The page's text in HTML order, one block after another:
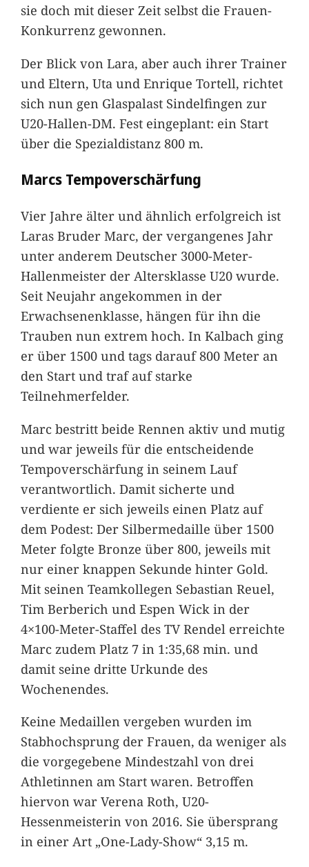
sie doch mit dieser Zeit selbst die Frauen-
Konkurrenz gewonnen.
Der Blick von Lara, aber auch ihrer Trainer
und Eltern, Uta und Enrique Tortell, richtet
sich nun gen Glaspalast Sindelfingen zur
U20-Hallen-DM. Fest eingeplant: ein Start
über die Spezialdistanz 800 m.
Marcs Tempoverschärfung
Vier Jahre älter und ähnlich erfolgreich ist
Laras Bruder Marc, der vergangenes Jahr
unter anderem Deutscher 3000-Meter-
Hallenmeister der Altersklasse U20 wurde.
Seit Neujahr angekommen in der
Erwachsenenklasse, hängen für ihn die
Trauben nun extrem hoch. In Kalbach ging
er über 1500 und tags darauf 800 Meter an
den Start und traf auf starke
Teilnehmerfelder.
Marc bestritt beide Rennen aktiv und mutig
und war jeweils für die entscheidende
Tempoverschärfung in seinem Lauf
verantwortlich. Damit sicherte und
verdiente er sich jeweils einen Platz auf
dem Podest: Der Silbermedaille über 1500
Meter folgte Bronze über 800, jeweils mit
nur einer knappen Sekunde hinter Gold.
Mit seinen Teamkollegen Sebastian Reuel,
Tim Berberich und Espen Wick in der
4×100-Meter-Staffel des TV Rendel erreichte
Marc zudem Platz 7 in 1:35,68 min. und
damit seine dritte Urkunde des
Wochenendes.
Keine Medaillen vergeben wurden im
Stabhochsprung der Frauen, da weniger als
die vorgegebene Mindestzahl von drei
Athletinnen am Start waren. Betroffen
hiervon war Verena Roth, U20-
Hessenmeisterin von 2016. Sie übersprang
in einer Art „One-Lady-Show“ 3,15 m.